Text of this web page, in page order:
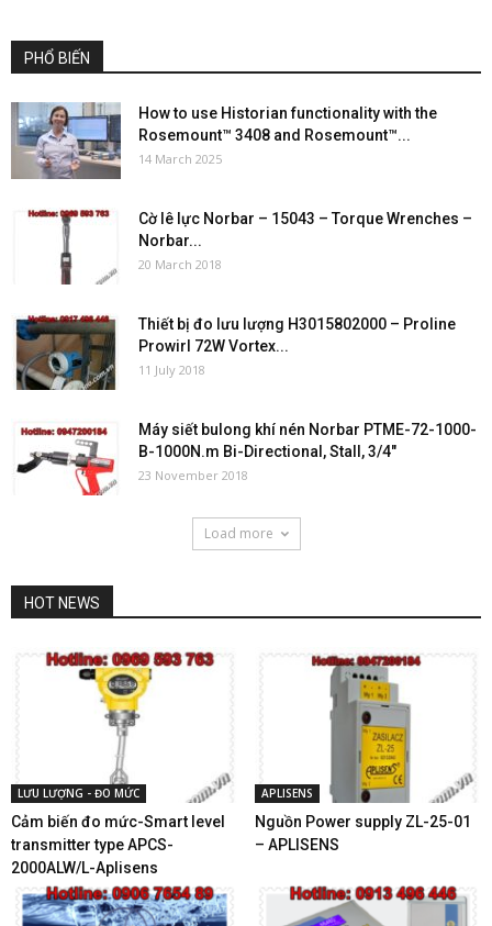
PHỔ BIẾN
How to use Historian functionality with the
Rosemount™ 3408 and Rosemount™...
14 March 2025
Cờ lê lực Norbar – 15043 – Torque Wrenches –
Norbar...
20 March 2018
Thiết bị đo lưu lượng H3015802000 – Proline
Prowirl 72W Vortex...
11 July 2018
Máy siết bulong khí nén Norbar PTME-72-1000-
B-1000N.m Bi-Directional, Stall, 3/4″
23 November 2018
Load more
HOT NEWS
LƯU LƯỢNG - ĐO MỨC
Cảm biến đo mức-Smart level
transmitter type APCS-
2000ALW/L-Aplisens
APLISENS
Nguồn Power supply ZL-25-01
– APLISENS